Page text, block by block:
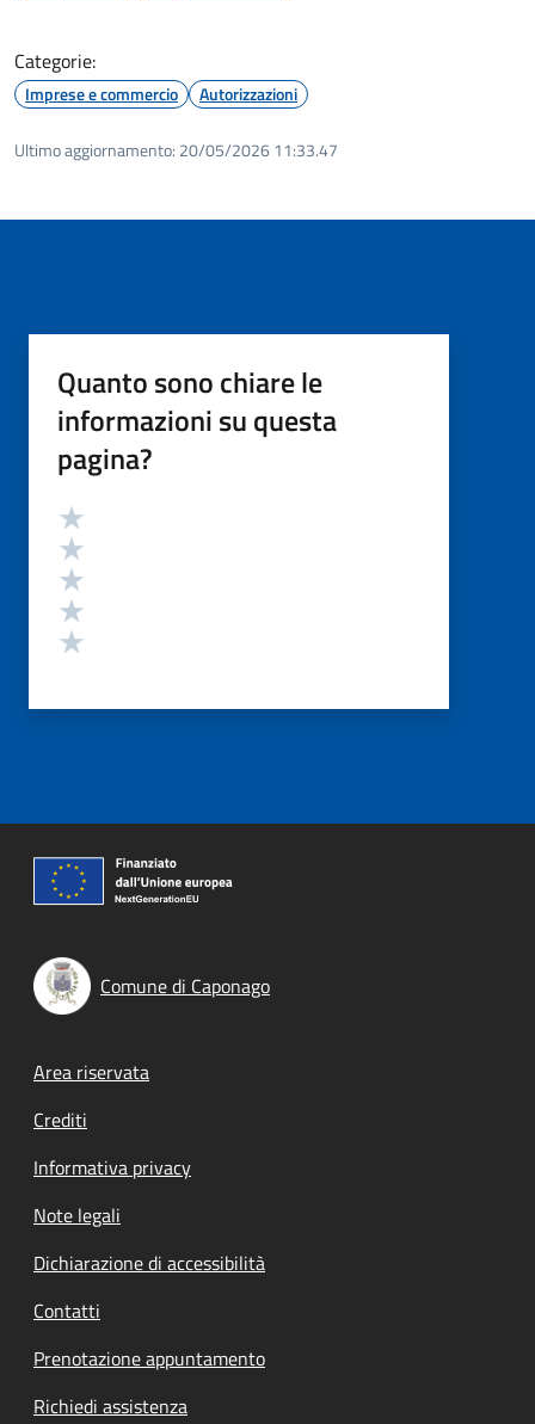
Categorie:
Imprese e commercio Autorizzazioni
Ultimo aggiornamento: 20/05/2026 11:33.47
Quanto sono chiare le
informazioni su questa
pagina?
Valutazione
Comune di Caponago
Footer menu
Area riservata
Crediti
Informativa privacy
Note legali
Dichiarazione di accessibilità
Contatti
Prenotazione appuntamento
Richiedi assistenza